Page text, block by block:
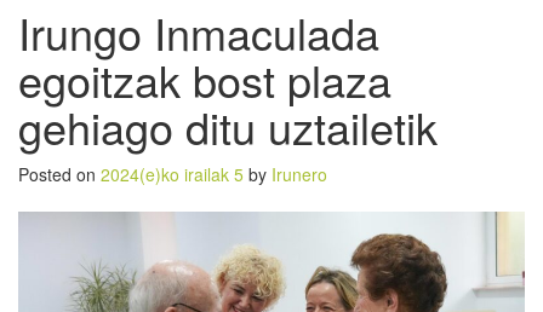
Irungo Inmaculada
egoitzak bost plaza
gehiago ditu uztailetik
Posted on 2024(e)ko irailak 5 by Irunero